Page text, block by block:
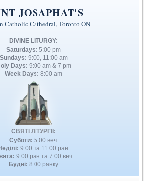
JOSAPHAT'S
Catholic Cathedral, Toronto ON
DIVINE LITURGY:
Saturdays: 5:00 pm
Sundays: 9:00, 11:00 am
Days: 9:00 am & 7 pm
Week Days: 8:00 am
СВЯТІ ЛІТУРГІЇ:
Суботи: 5:00 веч.
9:00 та 11:00 ран.
9:00 ран та 7:00 веч
Будні: 8:00 ранку